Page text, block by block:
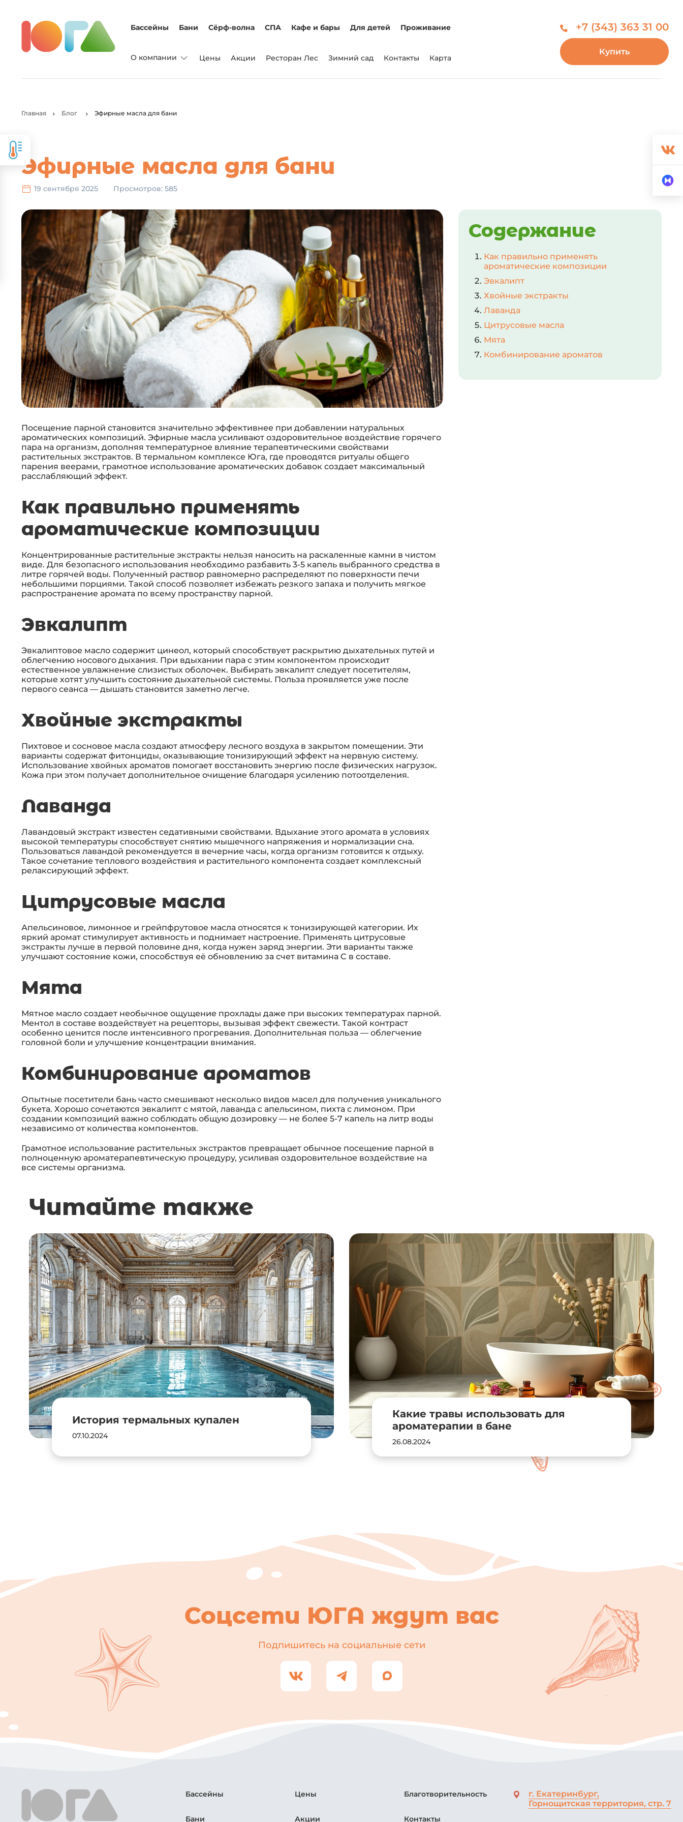
Бассейны Бани Сёрф-волна СПА Кафе и бары Для детей Проживание
О компании Цены Акции Ресторан Лес Зимний сад Контакты Карта
+7 (343) 363 31 00
Купить
Главная Блог Эфирные масла для бани
Эфирные масла для бани
19 сентября 2025 Просмотров: 585
Посещение парной становится значительно эффективнее при добавлении натуральных
ароматических композиций. Эфирные масла усиливают оздоровительное воздействие горячего
пара на организм, дополняя температурное влияние терапевтическими свойствами
растительных экстрактов. В термальном комплексе Юга, где проводятся ритуалы общего
парения веерами, грамотное использование ароматических добавок создает максимальный
расслабляющий эффект.
Как правильно применять
ароматические композиции
Концентрированные растительные экстракты нельзя наносить на раскаленные камни в чистом
виде. Для безопасного использования необходимо разбавить 3-5 капель выбранного средства в
литре горячей воды. Полученный раствор равномерно распределяют по поверхности печи
небольшими порциями. Такой способ позволяет избежать резкого запаха и получить мягкое
распространение аромата по всему пространству парной.
Эвкалипт
Эвкалиптовое масло содержит цинеол, который способствует раскрытию дыхательных путей и
облегчению носового дыхания. При вдыхании пара с этим компонентом происходит
естественное увлажнение слизистых оболочек. Выбирать эвкалипт следует посетителям,
которые хотят улучшить состояние дыхательной системы. Польза проявляется уже после
первого сеанса — дышать становится заметно легче.
Хвойные экстракты
Пихтовое и сосновое масла создают атмосферу лесного воздуха в закрытом помещении. Эти
варианты содержат фитонциды, оказывающие тонизирующий эффект на нервную систему.
Использование хвойных ароматов помогает восстановить энергию после физических нагрузок.
Кожа при этом получает дополнительное очищение благодаря усилению потоотделения.
Лаванда
Лавандовый экстракт известен седативными свойствами. Вдыхание этого аромата в условиях
высокой температуры способствует снятию мышечного напряжения и нормализации сна.
Пользоваться лавандой рекомендуется в вечерние часы, когда организм готовится к отдыху.
Такое сочетание теплового воздействия и растительного компонента создает комплексный
релаксирующий эффект.
Цитрусовые масла
Апельсиновое, лимонное и грейпфрутовое масла относятся к тонизирующей категории. Их
яркий аромат стимулирует активность и поднимает настроение. Применять цитрусовые
экстракты лучше в первой половине дня, когда нужен заряд энергии. Эти варианты также
улучшают состояние кожи, способствуя её обновлению за счет витамина C в составе.
Мята
Мятное масло создает необычное ощущение прохлады даже при высоких температурах парной.
Ментол в составе воздействует на рецепторы, вызывая эффект свежести. Такой контраст
особенно ценится после интенсивного прогревания. Дополнительная польза — облегчение
головной боли и улучшение концентрации внимания.
Комбинирование ароматов
Опытные посетители бань часто смешивают несколько видов масел для получения уникального
букета. Хорошо сочетаются эвкалипт с мятой, лаванда с апельсином, пихта с лимоном. При
создании композиций важно соблюдать общую дозировку — не более 5-7 капель на литр воды
независимо от количества компонентов.
Грамотное использование растительных экстрактов превращает обычное посещение парной в
полноценную ароматерапевтическую процедуру, усиливая оздоровительное воздействие на
все системы организма.
Содержание
Как правильно применять
ароматические композиции
Эвкалипт
Хвойные экстракты
Лаванда
Цитрусовые масла
Мята
Комбинирование ароматов
Читайте также
История термальных купален
07.10.2024
Какие травы использовать для
ароматерапии в бане
26.08.2024
Соцсети ЮГА ждут вас
Подпишитесь на социальные сети
Бассейны
Бани
Цены
Акции
Благотворительность
Контакты
г. Екатеринбург,
Горнощитская территория, стр. 7